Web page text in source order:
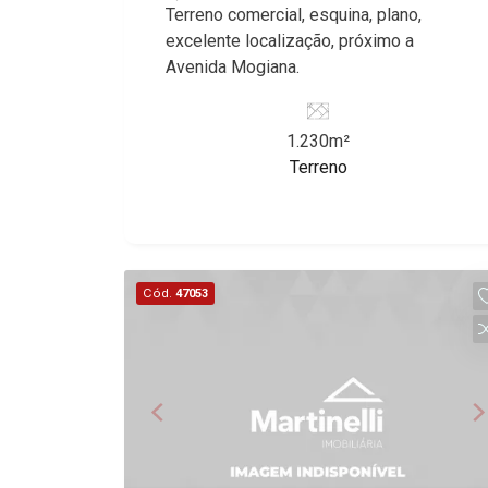
Terreno comercial, esquina, plano,
excelente localização, próximo a
Avenida Mogiana.
1.230m²
Terreno
Cód. 47053